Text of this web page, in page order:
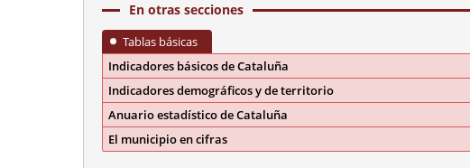
En otras secciones
Tablas básicas
Indicadores básicos de Cataluña
Indicadores demográficos y de territorio
Anuario estadístico de Cataluña
El municipio en cifras